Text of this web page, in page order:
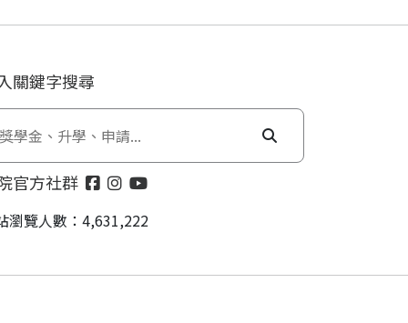
關鍵字搜尋
官方社群
瀏覽人數：4,631,222